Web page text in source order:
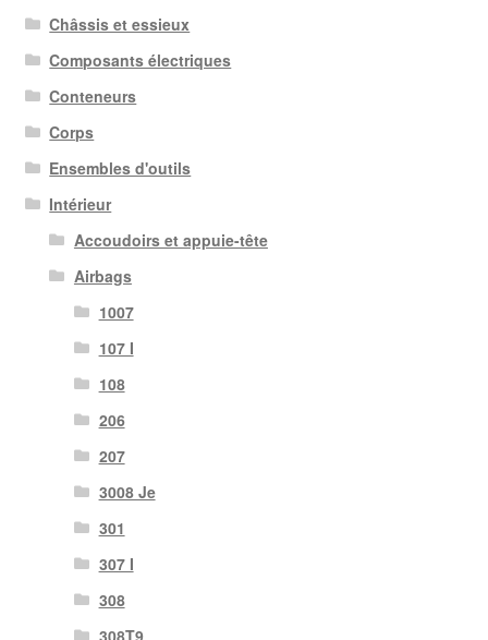
Châssis et essieux
Composants électriques
Conteneurs
Corps
Ensembles d'outils
Intérieur
Accoudoirs et appuie-tête
Airbags
1007
107 I
108
206
207
3008 Je
301
307 I
308
308T9